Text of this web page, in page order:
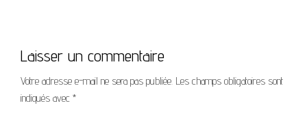
Laisser un commentaire
Votre adresse e-mail ne sera pas publiée. Les champs obligatoires sont
indiqués avec *